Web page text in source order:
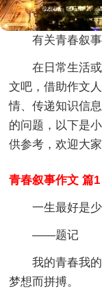
有关青春叙
在日常生活
文吧，借助作文
情、传递知识信
的问题，以下是
供参考，欢迎大家
青春叙事作文 篇1
一生最好是
——题记
我的青春我
梦想而拼搏。